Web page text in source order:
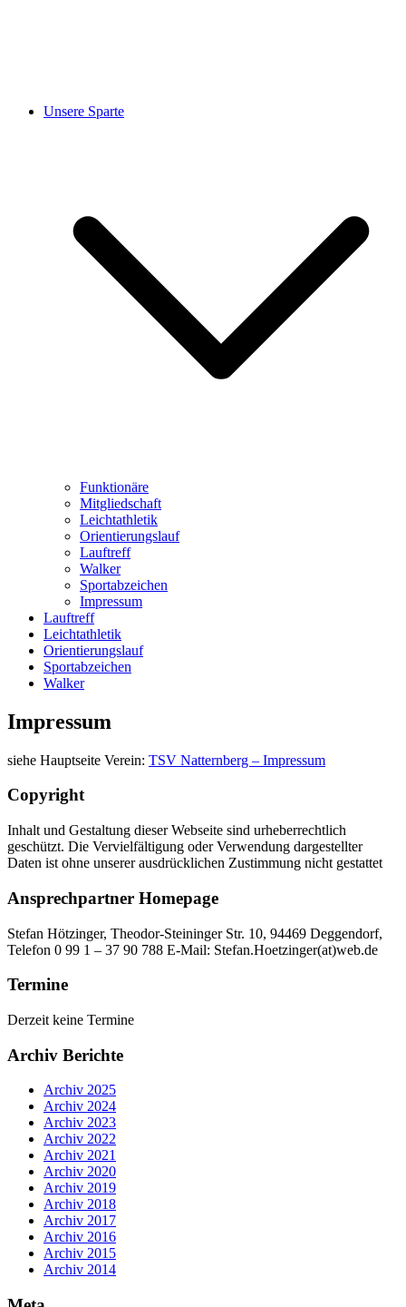
Unsere Sparte
Funktionäre
Mitgliedschaft
Leichtathletik
Orientierungslauf
Lauftreff
Walker
Sportabzeichen
Impressum
Lauftreff
Leichtathletik
Orientierungslauf
Sportabzeichen
Walker
Impressum
siehe Hauptseite Verein: TSV Natternberg – Impressum
Copyright
Inhalt und Gestaltung dieser Webseite sind urheberrechtlich
geschützt. Die Vervielfältigung oder Verwendung dargestellter
Daten ist ohne unserer ausdrücklichen Zustimmung nicht gestattet
Ansprechpartner Homepage
Stefan Hötzinger, Theodor-Steininger Str. 10, 94469 Deggendorf,
Telefon 0 99 1 – 37 90 788 E-Mail: Stefan.Hoetzinger(at)web.de
Termine
Derzeit keine Termine
Archiv Berichte
Archiv 2025
Archiv 2024
Archiv 2023
Archiv 2022
Archiv 2021
Archiv 2020
Archiv 2019
Archiv 2018
Archiv 2017
Archiv 2016
Archiv 2015
Archiv 2014